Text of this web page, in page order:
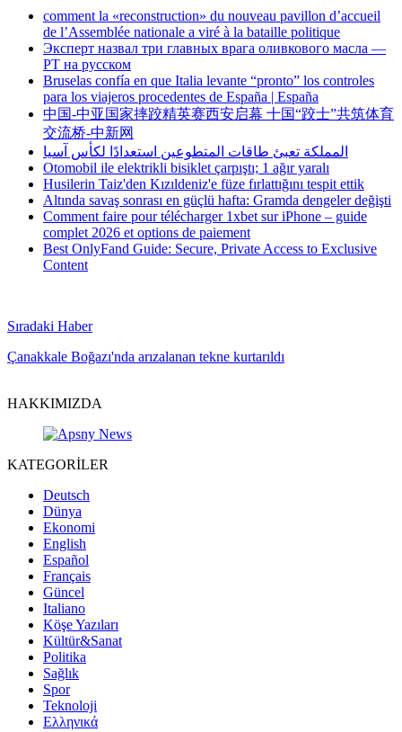
comment la «reconstruction» du nouveau pavillon d’accueil
de l’Assemblée nationale a viré à la bataille politique
Эксперт назвал три главных врага оливкового масла —
РТ на русском
Bruselas confía en que Italia levante “pronto” los controles
para los viajeros procedentes de España | España
中国-中亚国家摔跤精英赛西安启幕 十国“跤士”共筑体育
交流桥-中新网
المملكة تعبئ طاقات المتطوعين استعدادًا لكأس آسيا
Otomobil ile elektrikli bisiklet çarpıştı; 1 ağır yaralı
Husilerin Taiz'den Kızıldeniz'e füze fırlattığını tespit ettik
Altında savaş sonrası en güçlü hafta: Gramda dengeler değişti
Comment faire pour télécharger 1xbet sur iPhone – guide
complet 2026 et options de paiement
Best OnlyFand Guide: Secure, Private Access to Exclusive
Content
Sıradaki Haber
Çanakkale Boğazı'nda arızalanan tekne kurtarıldı
HAKKIMIZDA
KATEGORİLER
Deutsch
Dünya
Ekonomi
English
Español
Français
Güncel
Italiano
Köşe Yazıları
Kültür&Sanat
Politika
Sağlık
Spor
Teknoloji
Ελληνικά